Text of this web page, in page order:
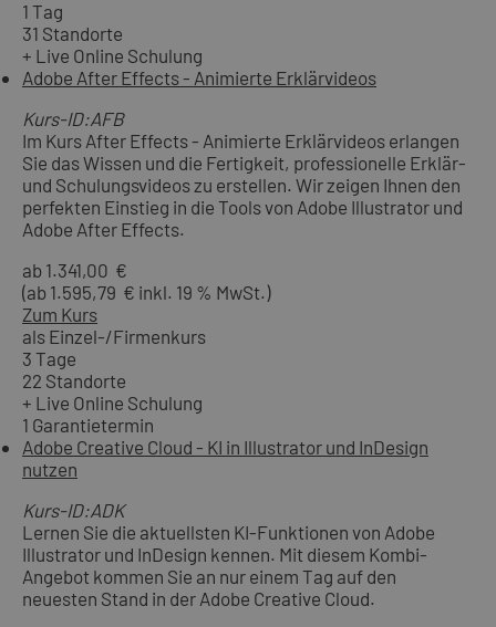
1 Tag
31 Standorte
+ Live Online Schulung
Adobe After Effects - Animierte Erklärvideos
Kurs-ID:AFB
Im Kurs After Effects - Animierte Erklärvideos erlangen
Sie das Wissen und die Fertigkeit, professionelle Erklär-
und Schulungsvideos zu erstellen. Wir zeigen Ihnen den
perfekten Einstieg in die Tools von Adobe Illustrator und
Adobe After Effects.
ab 1.341,00 €
(ab 1.595,79 € inkl. 19 % MwSt.)
Zum Kurs
als Einzel-/Firmenkurs
3 Tage
22 Standorte
+ Live Online Schulung
1 Garantietermin
Adobe Creative Cloud - KI in Illustrator und InDesign
nutzen
Kurs-ID:ADK
Lernen Sie die aktuellsten KI-Funktionen von Adobe
Illustrator und InDesign kennen. Mit diesem Kombi-
Angebot kommen Sie an nur einem Tag auf den
neuesten Stand in der Adobe Creative Cloud.